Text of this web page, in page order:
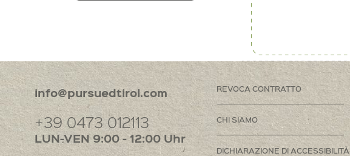
info@pursuedtirol.com
+39 0473 012113
LUN-VEN 9:00 - 12:00 Uhr
REVOCA CONTRATTO
CHI SIAMO
DICHIARAZIONE DI ACCESSIBILITÀ